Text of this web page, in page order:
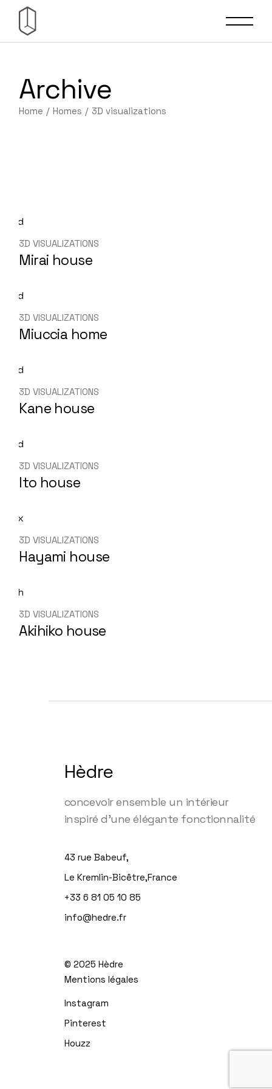
content
Archive
Home Homes 3D visualizations
3D VISUALIZATIONS
Mirai house
3D VISUALIZATIONS
Miuccia home
3D VISUALIZATIONS
Kane house
3D VISUALIZATIONS
Ito house
3D VISUALIZATIONS
Hayami house
3D VISUALIZATIONS
Akihiko house
Hèdre
concevoir ensemble un intérieur
inspiré d'une élégante fonctionnalité
43 rue Babeuf,
Le Kremlin-Bicêtre,France
+33 6 81 05 10 85
info@hedre.fr
© 2025 Hèdre
Mentions légales
Instagram
Pinterest
Houzz